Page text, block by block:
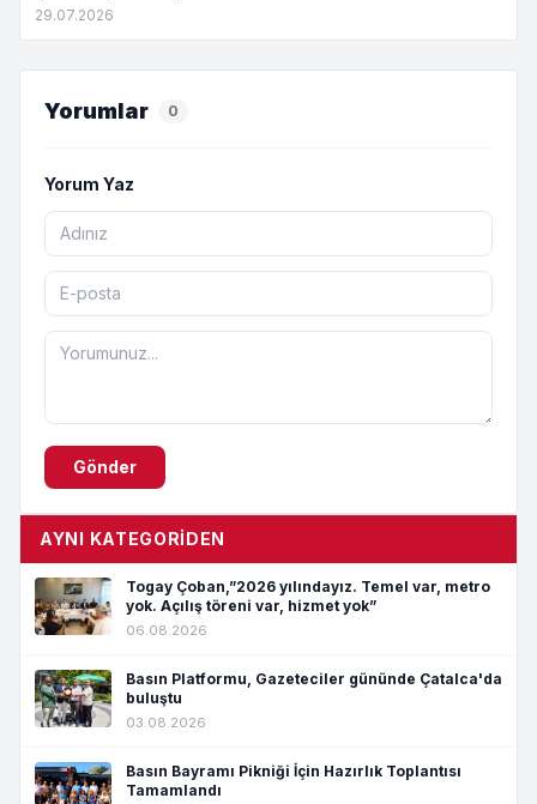
29.07.2026
Yorumlar 0
Yorum Yaz
Gönder
AYNI KATEGORIDEN
Togay Çoban,”2026 yılındayız. Temel var, metro
yok. Açılış töreni var, hizmet yok”
06.08.2026
Basın Platformu, Gazeteciler gününde Çatalca'da
buluştu
03.08.2026
Basın Bayramı Pikniği İçin Hazırlık Toplantısı
Tamamlandı